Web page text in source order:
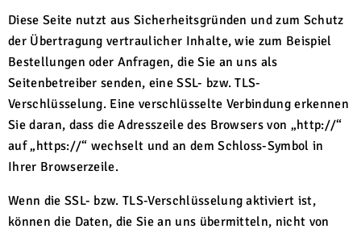
Diese Seite nutzt aus Sicherheitsgründen und zum Schutz
der Übertragung vertraulicher Inhalte, wie zum Beispiel
Bestellungen oder Anfragen, die Sie an uns als
Seitenbetreiber senden, eine SSL- bzw. TLS-
Verschlüsselung. Eine verschlüsselte Verbindung erkennen
Sie daran, dass die Adresszeile des Browsers von „http://“
auf „https://“ wechselt und an dem Schloss-Symbol in
Ihrer Browserzeile.
Wenn die SSL- bzw. TLS-Verschlüsselung aktiviert ist,
können die Daten, die Sie an uns übermitteln, nicht von